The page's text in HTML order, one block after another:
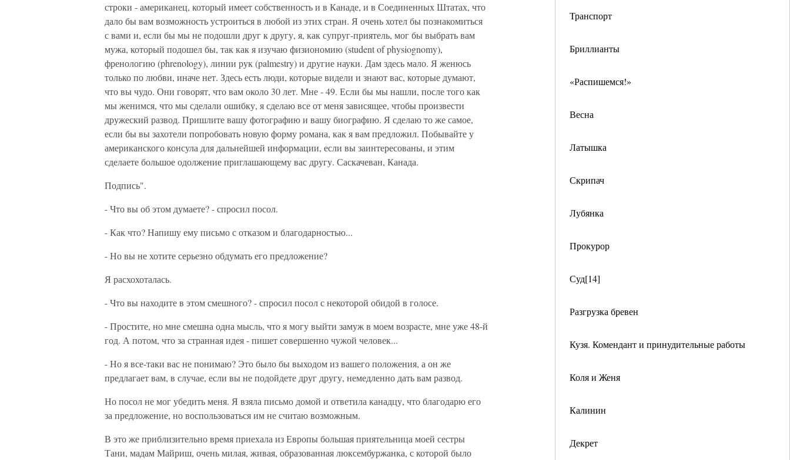
Транспорт
Бриллианты
«Распишемся!»
Весна
Латышка
Скрипач
Лубянка
Прокурор
Суд[14]
Разгрузка бревен
Кузя. Комендант и принудительные работы
Коля и Женя
Калинин
Декрет
строки - американец, который имеет собственность и в Канаде, и в Соединенных Штатах, что
дало бы вам возможность устроиться в любой из этих стран. Я очень хотел бы познакомиться
с вами и, если бы мы не подошли друг к другу, я, как супруг-приятель, мог бы выбрать вам
мужа, который подошел бы, так как я изучаю физиономию (student of physiognomy),
френологию (phrenology), линии рук (palmestry) и другие науки. Дам здесь мало. Я женюсь
только по любви, иначе нет. Здесь есть люди, которые видели и знают вас, которые думают,
что вы чудо. Они говорят, что вам около 30 лет. Мне - 49. Если бы мы нашли, после того как
мы женимся, что мы сделали ошибку, я сделаю все от меня зависящее, чтобы произвести
дружеский развод. Пришлите вашу фотографию и вашу биографию. Я сделаю то же самое,
если бы вы захотели попробовать новую форму романа, как я вам предложил. Побывайте у
американского консула для дальнейшей информации, если вы заинтересованы, и этим
сделаете большое одолжение приглашающему вас другу. Саскачеван, Канада.
Подпись".
- Что вы об этом думаете? - спросил посол.
- Как что? Напишу ему письмо с отказом и благодарностью...
- Но вы не хотите серьезно обдумать его предложение?
Я расхохоталась.
- Что вы находите в этом смешного? - спросил посол с некоторой обидой в голосе.
- Простите, но мне смешна одна мысль, что я могу выйти замуж в моем возрасте, мне уже 48-й
год. А потом, что за странная идея - пишет совершенно чужой человек...
- Но я все-таки вас не понимаю? Это было бы выходом из вашего положения, а он же
предлагает вам, в случае, если вы не подойдете друг другу, немедленно дать вам развод.
Но посол не мог убедить меня. Я взяла письмо домой и ответила канадцу, что благодарю его
за предложение, но воспользоваться им не считаю возможным.
В это же приблизительно время приехала из Европы большая приятельница моей сестры
Тани, мадам Майриш, очень милая, живая, образованная люксембуржанка, с которой было